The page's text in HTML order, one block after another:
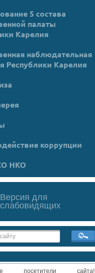
5 состава
палаты
Карелия
наблюдательная
Республики Карелия
коррупции
НКО
Версия для
слабовидящих
посетители сайта!